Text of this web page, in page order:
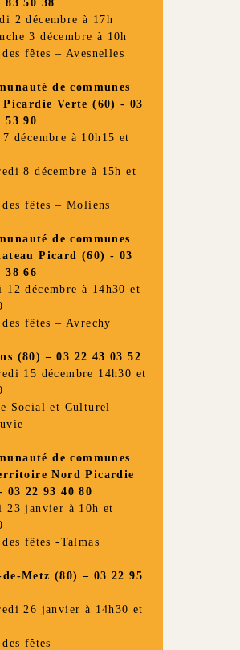
83 50 38
2 décembre à 17h
3 décembre à 10h
fêtes – Avesnelles
de communes
Picardie Verte (60) - 03
53 90
7 décembre à 10h15 et
8 décembre à 15h et
fêtes – Moliens
de communes
Picard (60) - 03
38 66
12 décembre à 14h30 et
fêtes – Avrechy
(80) – 03 22 43 03 52
15 décembre 14h30 et
Social et Culturel
de communes
Nord Picardie
03 22 93 40 80
23 janvier à 10h et
fêtes -Talmas
Metz (80) – 03 22 95
26 janvier à 14h30 et
fêtes